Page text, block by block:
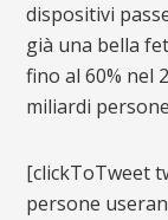
dispositivi
già una bella
fino al 60% nel
miliardi
[clickToTweet
persone